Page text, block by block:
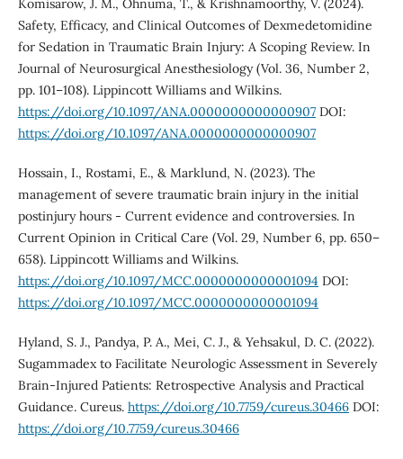
Komisarow, J. M., Ohnuma, T., & Krishnamoorthy, V. (2024).
Safety, Efficacy, and Clinical Outcomes of Dexmedetomidine
for Sedation in Traumatic Brain Injury: A Scoping Review. In
Journal of Neurosurgical Anesthesiology (Vol. 36, Number 2,
pp. 101–108). Lippincott Williams and Wilkins.
https://doi.org/10.1097/ANA.0000000000000907DOI:
https://doi.org/10.1097/ANA.0000000000000907
Hossain, I., Rostami, E., & Marklund, N. (2023). The
management of severe traumatic brain injury in the initial
postinjury hours - Current evidence and controversies. In
Current Opinion in Critical Care (Vol. 29, Number 6, pp. 650–
658). Lippincott Williams and Wilkins.
https://doi.org/10.1097/MCC.0000000000001094 DOI:
https://doi.org/10.1097/MCC.0000000000001094
Hyland, S. J., Pandya, P. A., Mei, C. J., & Yehsakul, D. C. (2022).
Sugammadex to Facilitate Neurologic Assessment in Severely
Brain-Injured Patients: Retrospective Analysis and Practical
Guidance. Cureus. https://doi.org/10.7759/cureus.30466DOI:
https://doi.org/10.7759/cureus.30466